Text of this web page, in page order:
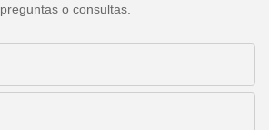
preguntas o consultas.